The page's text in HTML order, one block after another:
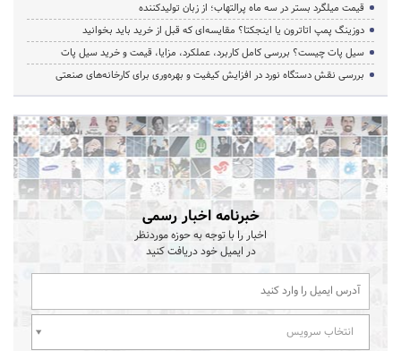
قیمت میلگرد بستر در سه ماه پرالتهاب؛ از زبان تولیدکننده
دوزینگ پمپ اتاترون یا اینجکتا؟ مقایسه‌ای که قبل از خرید باید بخوانید
سیل پات چیست؟ بررسی کامل کاربرد، عملکرد، مزایا، قیمت و خرید سیل پات
بررسی نقش دستگاه نورد در افزایش کیفیت و بهره‌وری برای کارخانه‌های صنعتی
خبرنامه اخبار رسمی
اخبار را با توجه به حوزه موردنظر
در ایمیل خود دریافت کنید
انتخاب سرویس